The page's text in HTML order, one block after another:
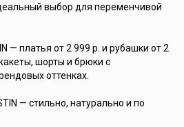
выбор для переменчивой
— платья от 2 999 р. и рубашки от 2
шорты и брюки с
оттенках.
— стильно, натурально и по